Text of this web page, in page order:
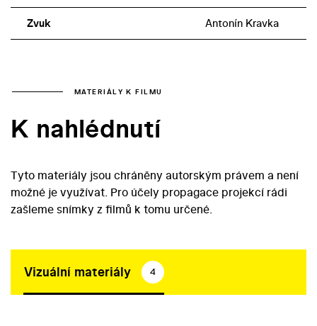
Zvuk Antonín Kravka
MATERIÁLY K FILMU
K nahlédnutí
Tyto materiály jsou chráněny autorským právem a není
možné je využívat. Pro účely propagace projekcí rádi
zašleme snímky z filmů k tomu určené.
Vizuální materiály 4